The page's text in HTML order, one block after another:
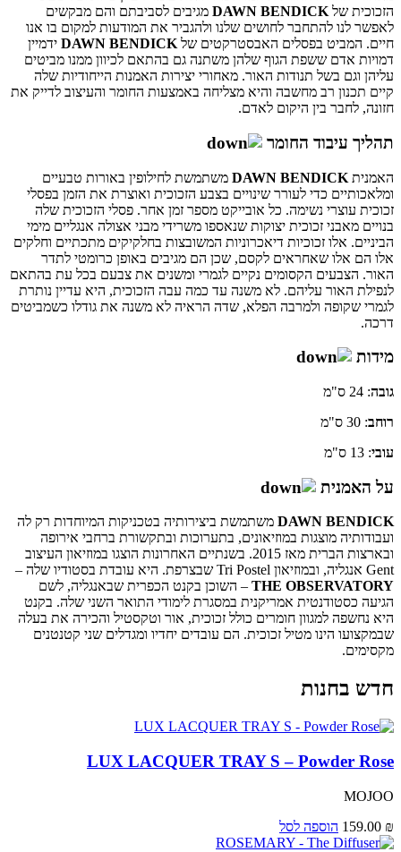
הזכוכית של DAWN BENDICK מגיבים לסביבתם והם מבקשים
לאפשר לנו להתחבר לחושים שלנו ולהגביר את המודעות למקום בו אנו
חיים. המביט בפסלים האבסטרקטים של DAWN BENDICK ידמיין
דמויות אדם ששפת הגוף שלהן משתנה גם בהתאם לכיוון ממנו מביטים
עליהן וגם בשל תנודות האור. מאחורי יצירות האמנות הייחודיות שלה
קיים תכנון רב מחשבה והיא מצליחה באמצעות החומר והעיצוב לדייק את
חזונה, לחבר בין היקום לאדם.
תהליך עיבוד החומר
האמנית DAWN BENDICK משתמשת לחילופין באורות טבעיים
ומלאכותיים כדי לעורר שינויים בצבע הזכוכית ואוצרת את הזמן בפסלי
זכוכית עוצרי נשימה. כל אובייקט מספר זמן אחר. פסלי הזכוכית שלה
בנויים מאבני זכוכית יצוקות שנאספו משרידי מבני אצולה אנגליים מימי
הביניים. אלו זכוכיות דיאכרוניות המשובצות בחלקיקים מתכתיים וחלקים
אלו הם אלו שאחראים לקסם, שכן הם מגיבים באופן כרומטי לתדר
האור. הצבעים הקסומים נקיים לגמרי ומשנים את צבעם בכל עת בהתאם
לנפילת האור עליהם. לא משנה עד כמה עבה הזכוכית, היא עדיין נותרת
לגמרי שקופה ולמרבה הפלא, שדה הראיה לא משנה את גודלו כשמביטים
דרכה.
מידות
גובה: 24 ס"מ
רוחב: 30 ס"מ
עובי: 13 ס"מ
על האמנית
DAWN BENDICK משתמשת ביצירותיה בטכניקות המיוחדות רק לה
ועבודותיה מוצגות במוזיאונים, בתערוכות ובתקשורת ברחבי אירופה
ובארצות הברית מאז 2015. בשנתיים האחרונות הוצגו במוזיאון העיצוב
Gent אנגליה, ובמוזיאון Tri Postel שבצרפת. היא עובדת בסטודיו שלה –
THE OBSERVATORY – השוכן בקנט הכפרית שבאנגליה, לשם
הגיעה כסטודנטית אמריקנית במסגרת לימודי התואר השני שלה. בקנט
היא נחשפה למגוון חומרים כולל זכוכית, אור וטקסטיל והכירה את בעלה
שבמקצועו הינו מטיל זכוכית. הם עובדים יחדיו ומגדלים שני קטנטנים
מקסימים.
חדש בחנות
LUX LACQUER TRAY S – Powder Rose
MOJOO
159.00 ₪ הוספה לסל